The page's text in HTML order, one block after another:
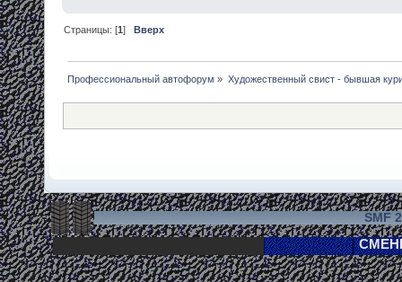
Страницы: [1]Вверх
Профессиональный автофорум » Художественный свист - бывшая
SMF